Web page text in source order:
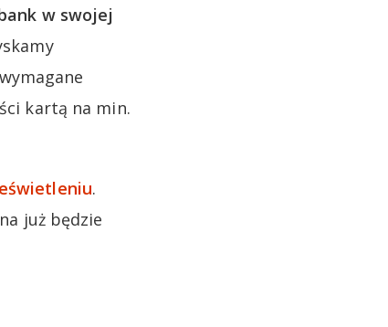
w swojej
kartą na min.
.
już będzie